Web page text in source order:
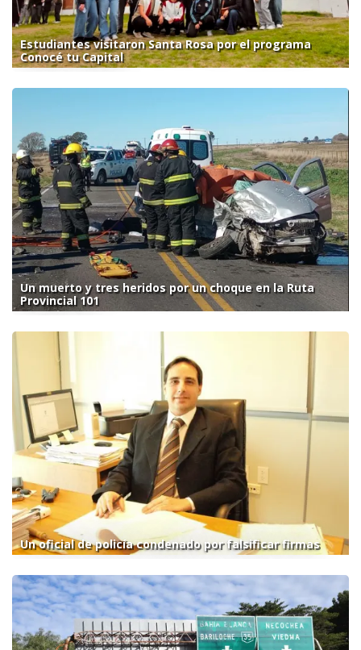
Estudiantes visitaron Santa Rosa por el programa
Conocé tu Capital
Un muerto y tres heridos por un choque en la Ruta
Provincial 101
Un oficial de policía condenado por falsificar firmas